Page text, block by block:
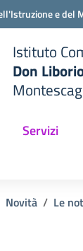
e del
Istituto
Don
Servizi
Novità Le